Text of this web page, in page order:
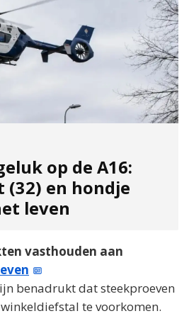
op de A16:
en hondje
leven
vasthouden aan
benadrukt dat steekproeven
te voorkomen.